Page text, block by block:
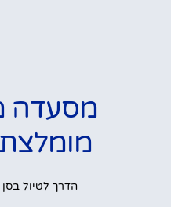
מסעדה
מומלצת
הדרך לטיול בסן